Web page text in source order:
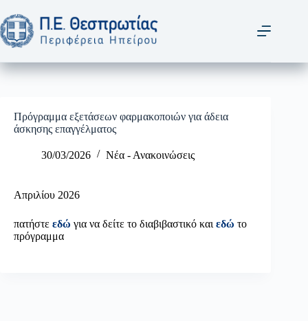
στο
περιεχόμενο
Πρόγραμμα εξετάσεων φαρμακοποιών για άδεια
άσκησης επαγγέλματος
30/03/2026 Νέα - Ανακοινώσεις
Απριλίου 2026
πατήστε εδώ για να δείτε το διαβιβαστικό και εδώ το
πρόγραμμα